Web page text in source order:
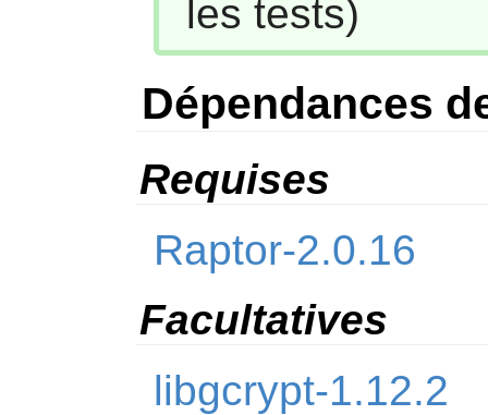
les tests)
Dépendances
Requises
Raptor-2.0.16
Facultatives
libgcrypt-1.12.2